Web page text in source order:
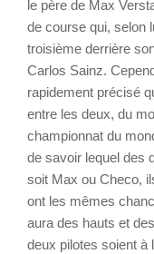
le père de Max
de course qui, selon
troisième derrière
Carlos Sainz.
rapidement précisé
entre les deux, du
championnat du
de savoir lequel des
soit Max ou Checo,
ont les mêmes
aura des hauts et
deux pilotes soient à